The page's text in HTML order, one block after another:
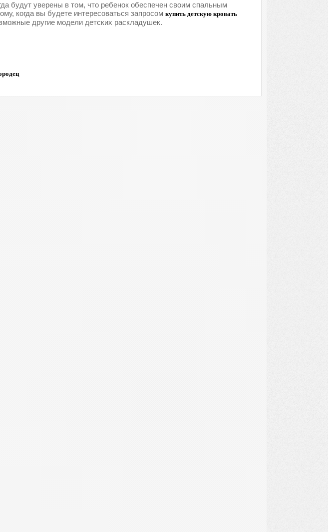
будут уверены в том, что ребенок обеспечен своим спальным
когда вы будете интересоваться запросом купить детскую кровать
другие модели детских раскладушек.